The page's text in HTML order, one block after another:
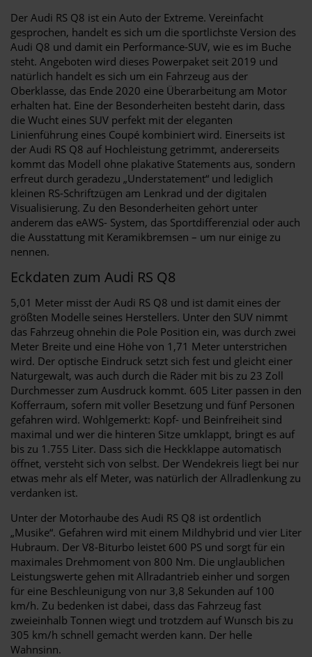
Der Audi RS Q8 ist ein Auto der Extreme. Vereinfacht
gesprochen, handelt es sich um die sportlichste Version des
Audi Q8 und damit ein Performance-SUV, wie es im Buche
steht. Angeboten wird dieses Powerpaket seit 2019 und
natürlich handelt es sich um ein Fahrzeug aus der
Oberklasse, das Ende 2020 eine Überarbeitung am Motor
erhalten hat. Eine der Besonderheiten besteht darin, dass
die Wucht eines SUV perfekt mit der eleganten
Linienführung eines Coupé kombiniert wird. Einerseits ist
der Audi RS Q8 auf Hochleistung getrimmt, andererseits
kommt das Modell ohne plakative Statements aus, sondern
erfreut durch geradezu „Understatement“ und lediglich
kleinen RS-Schriftzügen am Lenkrad und der digitalen
Visualisierung. Zu den Besonderheiten gehört unter
anderem das eAWS- System, das Sportdifferenzial oder auch
die Ausstattung mit Keramikbremsen – um nur einige zu
nennen.
Eckdaten zum Audi RS Q8
5,01 Meter misst der Audi RS Q8 und ist damit eines der
größten Modelle seines Herstellers. Unter den SUV nimmt
das Fahrzeug ohnehin die Pole Position ein, was durch zwei
Meter Breite und eine Höhe von 1,71 Meter unterstrichen
wird. Der optische Eindruck setzt sich fest und gleicht einer
Naturgewalt, was auch durch die Räder mit bis zu 23 Zoll
Durchmesser zum Ausdruck kommt. 605 Liter passen in den
Kofferraum, sofern mit voller Besetzung und fünf Personen
gefahren wird. Wohlgemerkt: Kopf- und Beinfreiheit sind
maximal und wer die hinteren Sitze umklappt, bringt es auf
bis zu 1.755 Liter. Dass sich die Heckklappe automatisch
öffnet, versteht sich von selbst. Der Wendekreis liegt bei nur
etwas mehr als elf Meter, was natürlich der Allradlenkung zu
verdanken ist.
Unter der Motorhaube des Audi RS Q8 ist ordentlich
„Musike“. Gefahren wird mit einem Mildhybrid und vier Liter
Hubraum. Der V8-Biturbo leistet 600 PS und sorgt für ein
maximales Drehmoment von 800 Nm. Die unglaublichen
Leistungswerte gehen mit Allradantrieb einher und sorgen
für eine Beschleunigung von nur 3,8 Sekunden auf 100
km/h. Zu bedenken ist dabei, dass das Fahrzeug fast
zweieinhalb Tonnen wiegt und trotzdem auf Wunsch bis zu
305 km/h schnell gemacht werden kann. Der helle
Wahnsinn.